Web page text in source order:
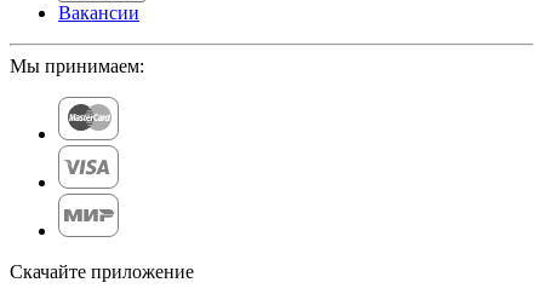
Вакансии
Мы принимаем:
Скачайте приложение